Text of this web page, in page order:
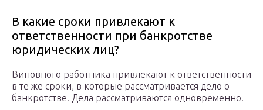
В какие сроки привлекают к
ответственности при банкротстве
юридических лиц?
Виновного работника привлекают к ответственности
в те же сроки, в которые рассматривается дело о
банкротстве. Дела рассматриваются одновременно.